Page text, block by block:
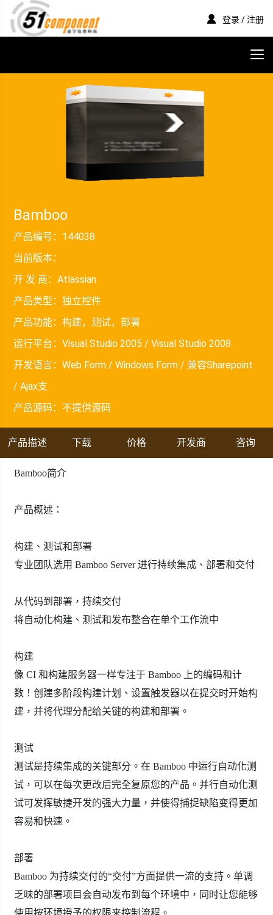
登录 / 注册
Bamboo
产品编号： 144038
当前版本：
开 发 商：Atlassian
产品类型：独立控件
产品功能：构建，测试，部署
运行平台：Visual Studio 2005 / Visual Studio 2008
开发语言：Web Form / Windows Form / 兼容Sharepoint
/ Ajax支
产品源码： 不提供源码
产品描述 下载 价格 开发商 咨询
Bamboo简介
产品概述：
构建、测试和部署
专业团队选用 Bamboo Server 进行持续集成、部署和交付
从代码到部署，持续交付
将自动化构建、测试和发布整合在单个工作流中
构建
像 CI 和构建服务器一样专注于 Bamboo 上的编码和计
数！创建多阶段构建计划、设置触发器以在提交时开始构
建，并将代理分配给关键的构建和部署。
测试
测试是持续集成的关键部分。在 Bamboo 中运行自动化测
试，可以在每次更改后完全复原您的产品。并行自动化测
试可发挥敏捷开发的强大力量，并使得捕捉缺陷变得更加
容易和快速。
部署
Bamboo 为持续交付的“交付”方面提供一流的支持。单调
乏味的部署项目会自动发布到每个环境中，同时让您能够
使用按环境授予的权限来控制流程。